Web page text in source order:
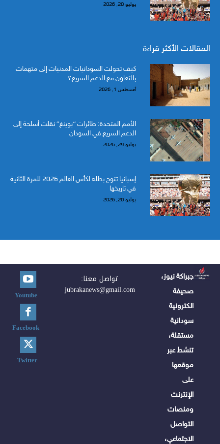
يوليو 20, 2026
المقالات الأكثر قراءة
كيف تحولت السودانيات المدنيات إلى متهمات
بالتعاون مع الدعم السريع؟
أغسطس 1, 2026
الأمم المتحدة: طائرات “بوينغ” نقلت أسلحة إلى
الدعم السريع في السودان
يوليو 29, 2026
إسبانيا تتوج بطلة لكأس العالم 2026 للمرة الثانية
في تاريخها
يوليو 20, 2026
جبراكة نيوز،
صحيفة
الكترونية
سودانية
مستقلة،
تنشط عبر
موقعها
على
الإنترنت
ومنصات
التواصل
الاجتماعي،
تواصل معنا:
jubrakanews@gmail.com
Youtube
Facebook
Twitter